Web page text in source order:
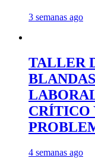
3 semanas ago
TALLER
CRÍTICO
4 semanas ago